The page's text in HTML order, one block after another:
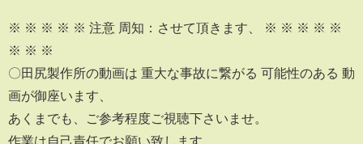
※ ※ ※ ※ ※ 注意 周知：させて頂きます、 ※ ※ ※ ※ ※
※ ※ ※
〇田尻製作所の動画は 重大な事故に繋がる 可能性のある 動
画が御座います、
あくまでも、ご参考程度ご視聴下さいませ。
作業は自己責任でお願い致します。